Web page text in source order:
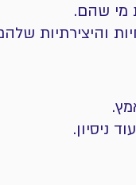
מי שהם.
והיצירתיות
ניסיון.